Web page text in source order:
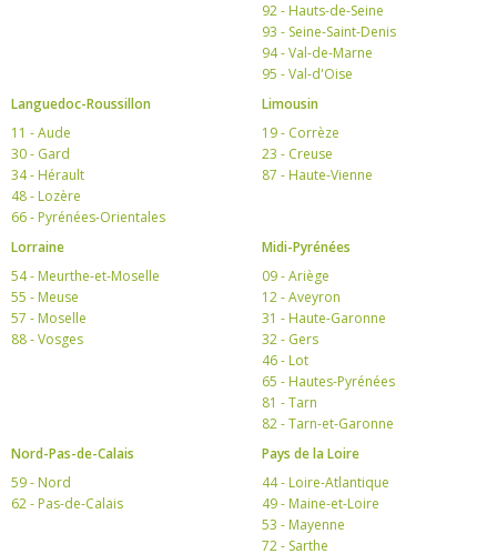
92 - Hauts-de-Seine
93 - Seine-Saint-Denis
94 - Val-de-Marne
95 - Val-d'Oise
Languedoc-Roussillon
11 - Aude
30 - Gard
34 - Hérault
48 - Lozère
66 - Pyrénées-Orientales
Limousin
19 - Corrèze
23 - Creuse
87 - Haute-Vienne
Lorraine
54 - Meurthe-et-Moselle
55 - Meuse
57 - Moselle
88 - Vosges
Midi-Pyrénées
09 - Ariège
12 - Aveyron
31 - Haute-Garonne
32 - Gers
46 - Lot
65 - Hautes-Pyrénées
81 - Tarn
82 - Tarn-et-Garonne
Nord-Pas-de-Calais
59 - Nord
62 - Pas-de-Calais
Pays de la Loire
44 - Loire-Atlantique
49 - Maine-et-Loire
53 - Mayenne
72 - Sarthe